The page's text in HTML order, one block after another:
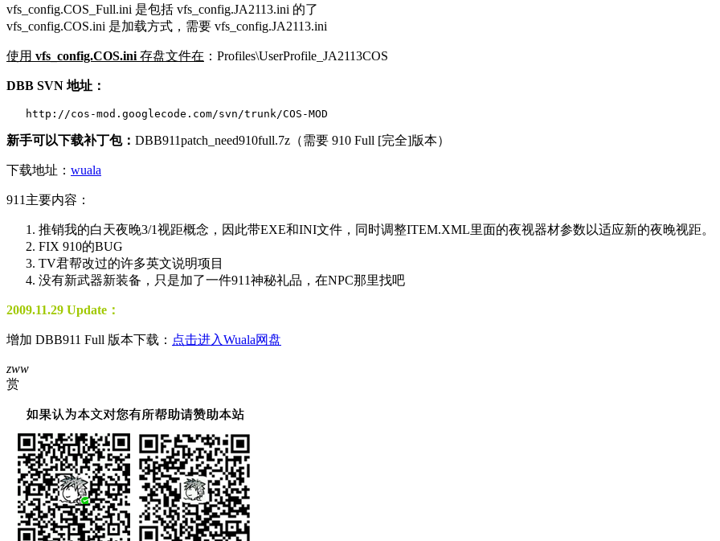
vfs_config.COS_Full.ini 是包括 vfs_config.JA2113.ini 的了
vfs_config.COS.ini 是加载方式，需要 vfs_config.JA2113.ini
使用 vfs_config.COS.ini 存盘文件在 ：Profiles\UserProfile_JA2113COS
DBB SVN 地址：
   http://cos-mod.googlecode.com/svn/trunk/COS-MOD
新手可以下载补丁包： DBB911patch_need910full.7z（需要 910 Full [完全]版本）
下载地址： wuala
911主要内容：
推销我的白天夜晚3/1视距概念，因此带EXE和INI文件，同时调整ITEM.XML里面的夜视器材参数以适应新的夜晚视距。
FIX 910的BUG
TV君帮改过的许多英文说明项目
没有新武器新装备，只是加了一件911神秘礼品，在NPC那里找吧
2009.11.29 Update：
增加 DBB911 Full 版本下载： 点击进入Wuala网盘
zww
赏